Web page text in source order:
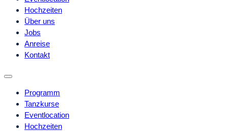
Hochzeiten
Über uns
Jobs
Anreise
Kontakt
Programm
Tanzkurse
Eventlocation
Hochzeiten